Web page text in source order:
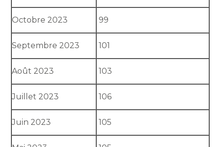
Octobre 2023 99
Septembre 2023 101
Août 2023 103
Juillet 2023 106
Juin 2023 105